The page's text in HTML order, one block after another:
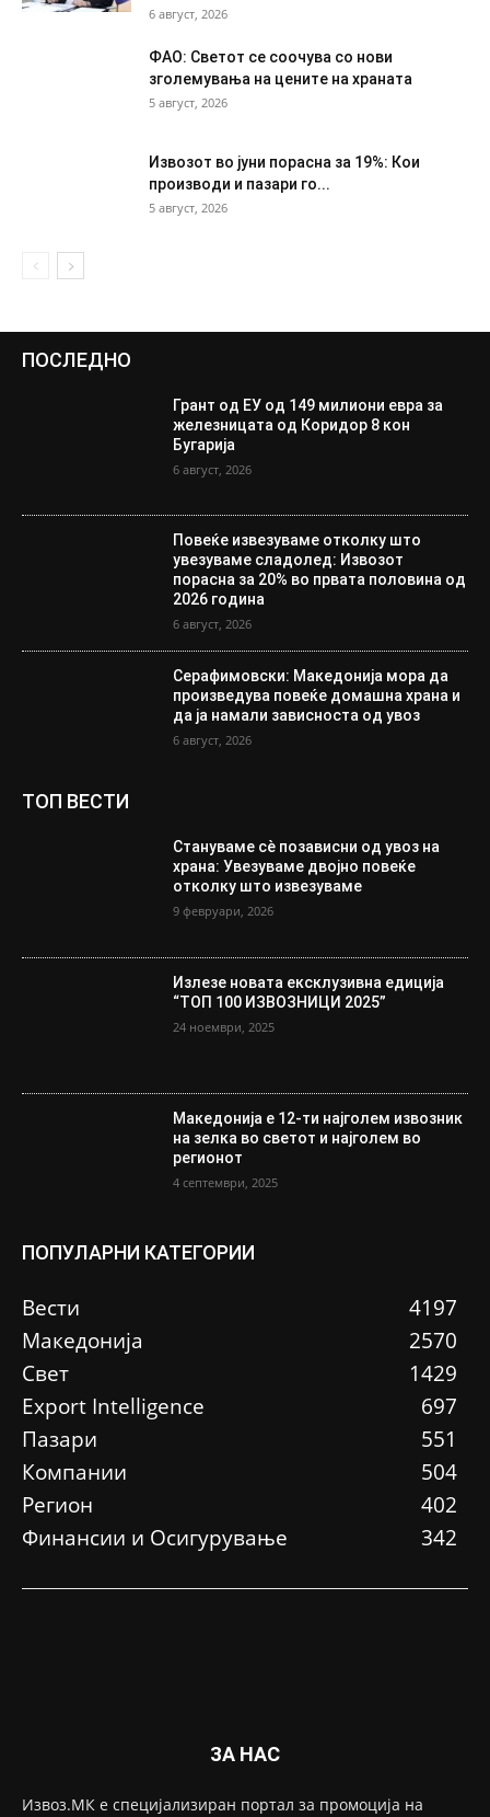
6 август, 2026
ФАО: Светот се соочува со нови
зголемувања на цените на храната
5 август, 2026
Извозот во јуни порасна за 19%: Кои
производи и пазари го...
5 август, 2026
ПОСЛЕДНО
Грант од ЕУ од 149 милиони евра за
железницата од Коридор 8 кон
Бугарија
6 август, 2026
Повеќе извезуваме отколку што
увезуваме сладолед: Извозот
порасна за 20% во првата половина од
2026 година
6 август, 2026
Серафимовски: Македонија мора да
произведува повеќе домашна храна и
да ја намали зависноста од увоз
6 август, 2026
ТОП ВЕСТИ
Стануваме сè позависни од увоз на
храна: Увезуваме двојно повеќе
отколку што извезуваме
9 февруари, 2026
Излезе новата ексклузивна едиција
“ТОП 100 ИЗВОЗНИЦИ 2025”
24 ноември, 2025
Македонија е 12-ти најголем извозник
на зелка во светот и најголем во
регионот
4 септември, 2025
ПОПУЛАРНИ КАТЕГОРИИ
Вести
4197
Македонија
2570
Свет
1429
Еxport Intelligence
697
Пазари
551
Компании
504
Регион
402
Финансии и Осигурување
342
ЗА НАС
Извоз.МК е специјализиран портал за промоција на